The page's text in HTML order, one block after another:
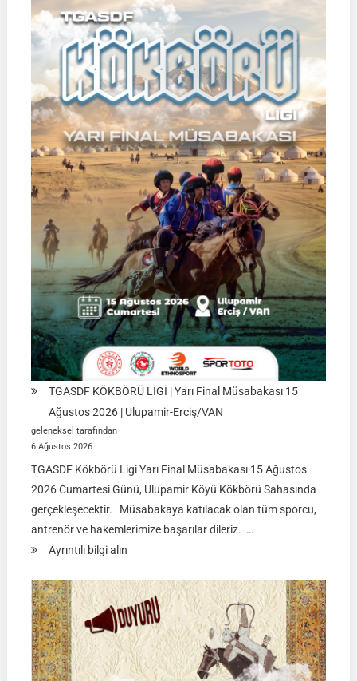
TGASDF KÖKBÖRÜ LİGİ | Yarı Final Müsabakası 15
Ağustos 2026 | Ulupamir-Erciş/VAN
geleneksel tarafından
6 Ağustos 2026
TGASDF Kökbörü Ligi Yarı Final Müsabakası 15 Ağustos
2026 Cumartesi Günü, Ulupamir Köyü Kökbörü Sahasında
gerçekleşecektir. Müsabakaya katılacak olan tüm sporcu,
antrenör ve hakemlerimize başarılar dileriz. …
Ayrıntılı bilgi alın:
KÖKBÖRÜ
LİGİ
|
Yarı
Final